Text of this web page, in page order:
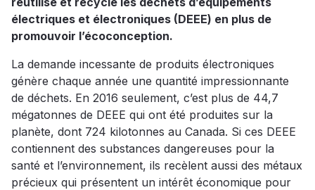
électriques et électroniques (DEEE) en plus de
promouvoir l’écoconception.
La demande incessante de produits électroniques
génère chaque année une quantité impressionnante
de déchets. En 2016 seulement, c’est plus de 44,7
mégatonnes de DEEE qui ont été produites sur la
planète, dont 724 kilotonnes au Canada. Si ces DEEE
contiennent des substances dangereuses pour la
santé et l’environnement, ils recèlent aussi des métaux
précieux qui présentent un intérêt économique pour